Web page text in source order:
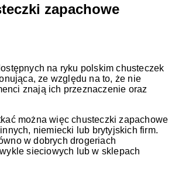
zapachowe
na ryku polskim chusteczek
ze względu na to, że nie
znają ich przeznaczenie oraz
można więc chusteczki zapachowe
niemiecki lub brytyjskich firm.
w dobrych drogeriach
sieciowych lub w sklepach